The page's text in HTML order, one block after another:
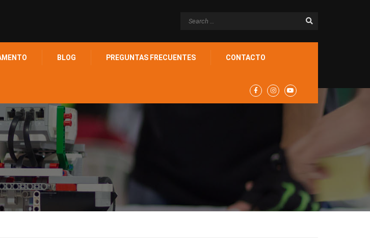
BLOG PREGUNTAS FRECUENTES CONTACTO